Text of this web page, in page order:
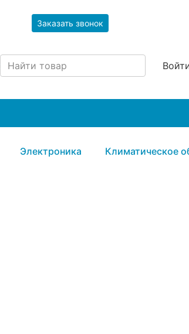
Заказать звонок
Электроника Климатическое